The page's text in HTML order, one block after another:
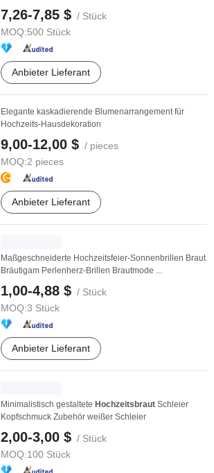
7,26-7,85 $ / Stück
MOQ:500 Stück
Anbieter Lieferant
Elegante kaskadierende Blumenarrangement für
Hochzeits-Hausdekoration
9,00-12,00 $ / pieces
MOQ:2 pieces
Anbieter Lieferant
Maßgeschneiderte Hochzeitsfeier-Sonnenbrillen Braut
Bräutigam Perlenherz-Brillen Brautmode ...
1,00-4,88 $ / Stück
MOQ:3 Stück
Anbieter Lieferant
Minimalistisch gestaltete Hochzeitsbraut Schleier
Kopfschmuck Zubehör weißer Schleier
2,00-3,00 $ / Stück
MOQ:100 Stück